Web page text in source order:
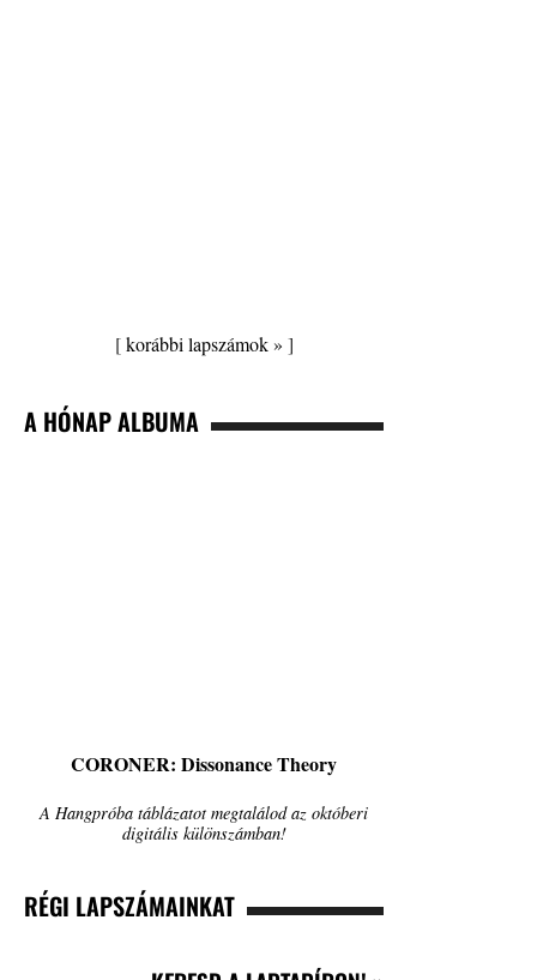
[korábbi lapszámok » ]
A HÓNAP ALBUMA
CORONER: Dissonance Theory
A Hangpróba táblázatot megtalálod az októberi
digitális különszámban!
RÉGI LAPSZÁMAINKAT